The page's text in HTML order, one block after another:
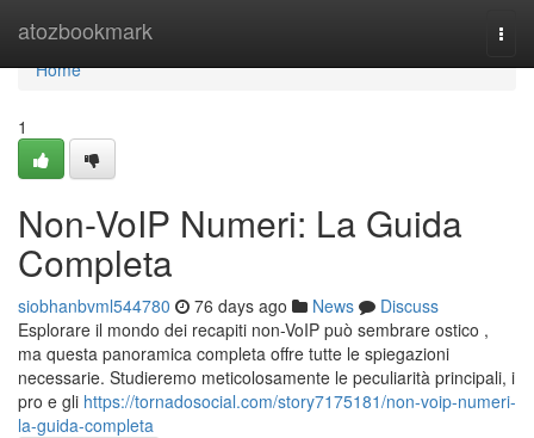
atozbookmark
Home
Home
1
Non-VoIP Numeri: La Guida
Completa
siobhanbvml544780 76 days ago News
Discuss
Esplorare il mondo dei recapiti non-VoIP può sembrare ostico ,
ma questa panoramica completa offre tutte le spiegazioni
necessarie. Studieremo meticolosamente le peculiarità principali, i
pro e gli https://tornadosocial.com/story7175181/non-voip-numeri-
la-guida-completa